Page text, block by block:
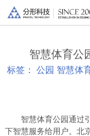
智慧体育公
标签： 公园 智慧体
智慧体育公园通过引
下智慧服务给用户。北